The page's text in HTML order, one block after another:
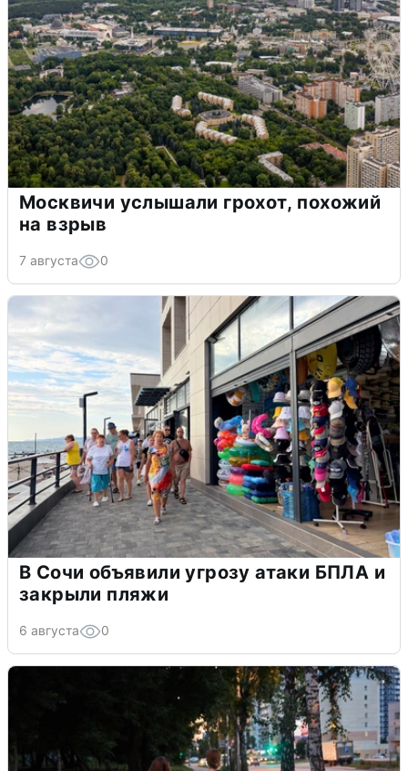
Москвичи услышали грохот, похожий
на взрыв
7 августа 0
В Сочи объявили угрозу атаки БПЛА и
закрыли пляжи
6 августа 0